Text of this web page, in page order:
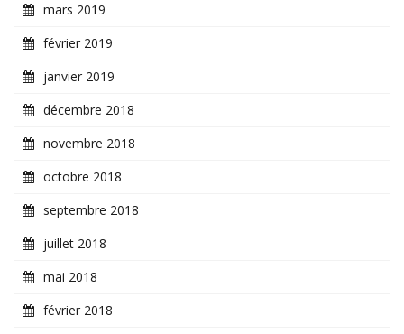
mars 2019
février 2019
janvier 2019
décembre 2018
novembre 2018
octobre 2018
septembre 2018
juillet 2018
mai 2018
février 2018